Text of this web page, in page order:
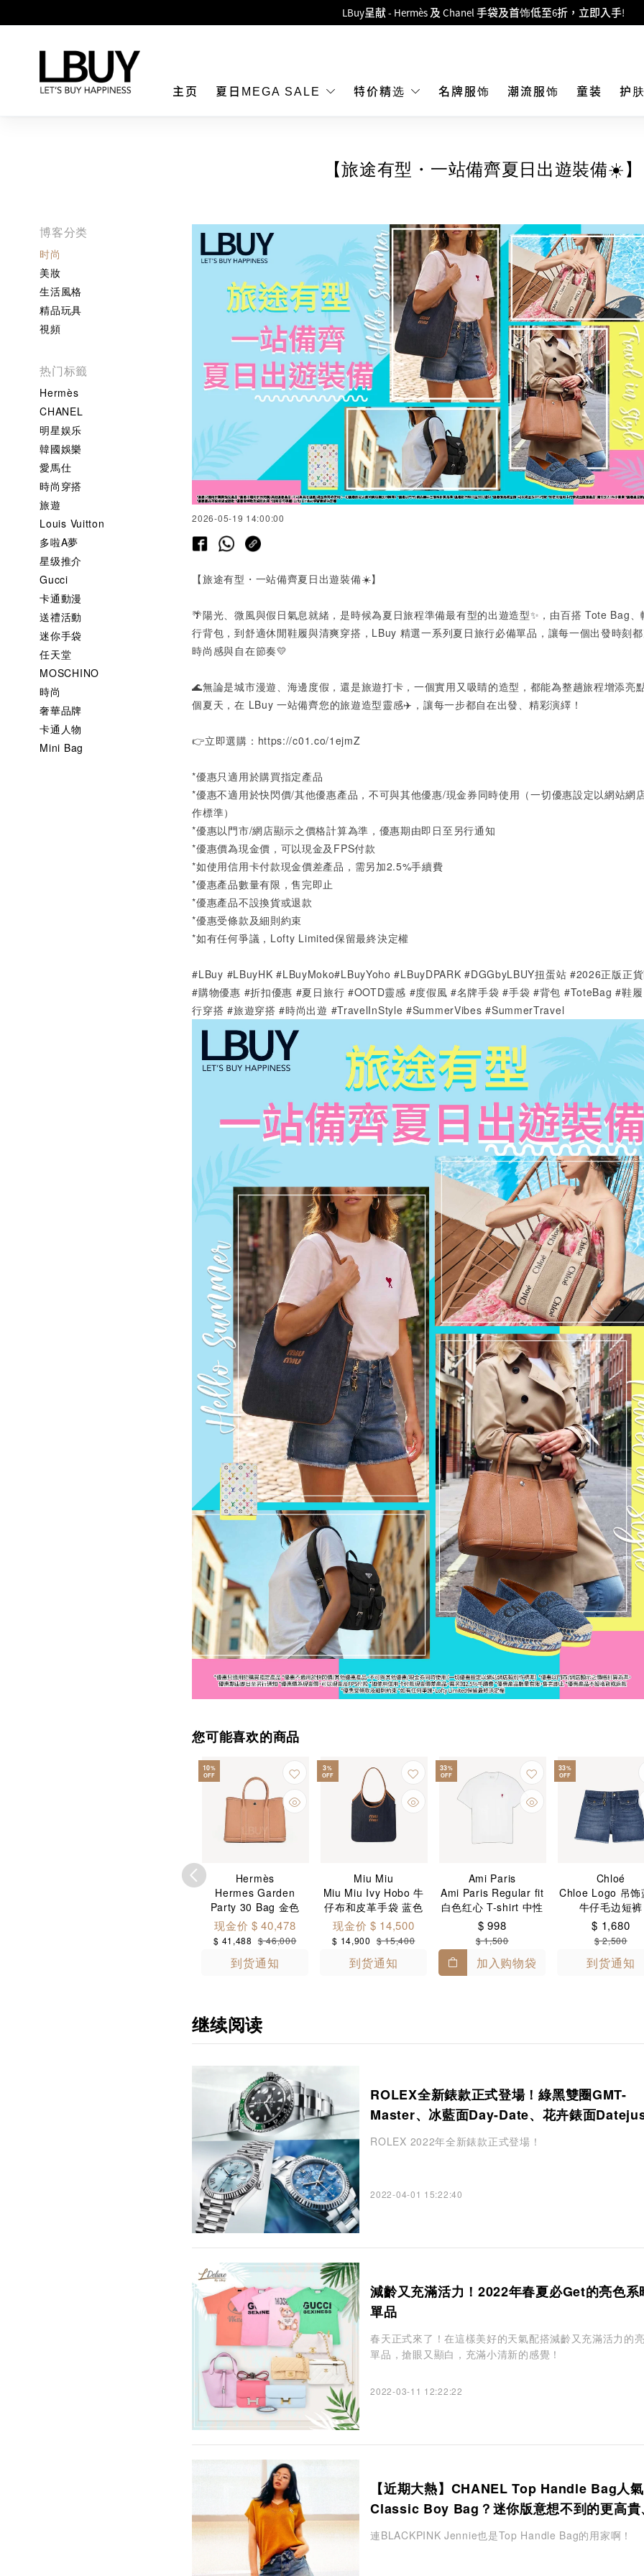
LBuy呈献 - Hermès 及 Chanel 手袋及首饰低至6折，立即入手!
重要通告：银行转帐及转数快付款注意事项
LBuy MEGA SALE 精选名牌手袋及小皮具低至6折
主页 夏日MEGA SALE 特价精选 名牌服饰 潮流服饰 童装 护
【旅途有型・一站備齊夏日出遊裝備☀️】
博客分类
时尚
美妝
生活風格
精品玩具
視頻
热门标籤
Hermès
CHANEL
明星娱乐
韓國娛樂
愛馬仕
時尚穿搭
旅遊
Louis Vuitton
多啦A夢
星级推介
Gucci
卡通動漫
送禮活動
迷你手袋
任天堂
MOSCHINO
時尚
奢華品牌
卡通人物
Mini Bag
2026-05-19 14:00:00
【旅途有型・一站備齊夏日出遊裝備☀️】
🌴陽光、微風與假日氣息就緒，是時候為夏日旅程準備最有型的出遊造型✨，由百搭 Tote Bag、
行背包，到舒適休閒鞋履與清爽穿搭， LBuy 精選一系列夏日旅行必備單品，讓每一個出發時刻
時尚感與自在節奏💛
🌊無論是城市漫遊、海邊度假，還是旅遊打卡，一個實用又吸睛的造型，都能為整趟旅程增添亮
個夏天，在 LBuy一站備齊您的旅遊造型靈感✈️，讓每一步都自在出發、精彩演繹！
👉立即選購： https://c01.co/1ejmZ
*優惠只適用於購買指定產品
*優惠不適用於快閃價/其他優惠產品，不可與其他優惠/現金券同時使用（一切優惠設定以網站網
作標準）
*優惠以門市/網店顯示之價格計算為準，優惠期由即日至另行通知
*優惠價為現金價，可以現金及FPS付款
*如使用信用卡付款現金價差產品，需另加2.5%手續費
*優惠產品數量有限，售完即止
*優惠產品不設換貨或退款
*優惠受條款及細則約束
*如有任何爭議，Lofty Limited保留最終決定權
#LBuy #LBuyHK #LBuyMoko#LBuyYoho #LBuyDPARK #DGGbyLBUY扭蛋站 #2026正版正
#購物優惠 #折扣優惠 #夏日旅行 #OOTD靈感 #度假風 #名牌手袋 #手袋 #背包 #ToteBag #鞋
行穿搭 #旅遊穿搭 #時尚出遊 #TravelInStyle #SummerVibes #SummerTravel
您可能喜欢的商品
10%
OFF
Hermès
Hermes Garden
Party 30 Bag 金色
现金价 $ 40,478
$ 41,488 $ 46,000
到货通知
3%
OFF
Miu Miu
Miu Miu Ivy Hobo 牛
仔布和皮革手袋 蓝色
白兰地色
现金价 $ 14,500
$ 14,900 $ 15,400
到货通知
33%
OFF
Ami Paris
Ami Paris Regular fit
白色红心 T-shirt 中性
$ 998
$ 1,500
加入购物袋
33%
OFF
Chloé
Chloe Logo 吊饰
牛仔毛边短裤
$ 1,680
$ 2,500
到货通知
继续阅读
ROLEX全新錶款正式登場！綠黑雙圈GMT-
Master、冰藍面Day-Date、花卉錶面
矚目焦點
ROLEX 2022年全新錶款正式登場！
2022-04-01 15:22:40
減齡又充滿活力！2022年春夏必Get的亮色系
單品
春天正式來了！在這樣美好的天氣配搭減齡又充滿活力的
單品，搶眼又顯白，充滿小清新的感覺！
2022-03-11 12:22:22
【近期大熱】CHANEL Top Handle Bag人
Classic Boy Bag？迷你版意想不到的更高貴
緻
連BLACKPINK Jennie也是Top Handle Bag的用家啊！